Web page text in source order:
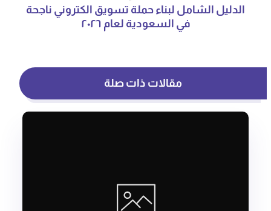
الدليل الشامل لبناء حملة تسويق الكتروني ناجحة
في السعودية لعام ٢٠٢٦
مقالات ذات صلة